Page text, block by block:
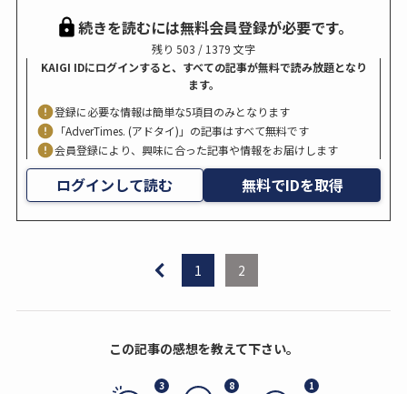
続きを読むには無料会員登録が必要です。
残り 503 / 1379 文字
KAIGI IDにログインすると、すべての記事が無料で読み放題となり
ます。
登録に必要な情報は簡単な5項目のみとなります
「AdverTimes. (アドタイ)」の記事はすべて無料です
会員登録により、興味に合った記事や情報をお届けします
ログインして読む 無料でIDを取得
1 2
この記事の感想を教えて下さい。
3 8 1